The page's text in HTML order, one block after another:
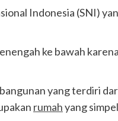
Indonesia (SNI)
ke bawah
yang terdiri
rumahyang